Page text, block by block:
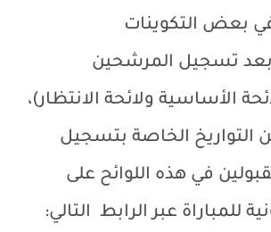
بعض التكوينات
تسجيل المرشحين
الأساسية ولائحة الانتظار)،
التواريخ الخاصة بتسجيل
في هذه اللوائح على
للمباراة عبر الرابط التالي: